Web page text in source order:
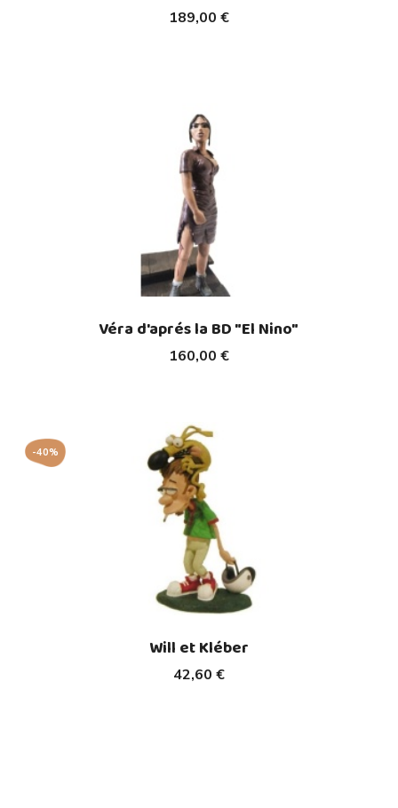
189,00 €
160,00 €
Véra d'aprés la BD "El Nino"
-40%
42,60 €
Will et Kléber